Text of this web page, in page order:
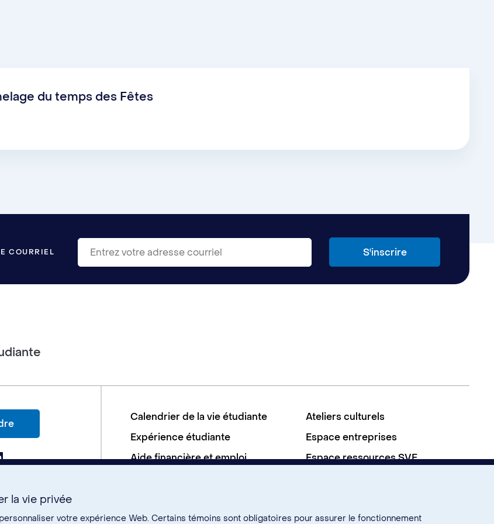
aussi l’occasion pour les membres du personnel de tisser des liens grâce à leur milieu de
du temps des Fêtes
COURRIEL
Calendrier de la vie étudiante
Ateliers culturels
Expérience étudiante
Espace entreprises
Aide financière et emploi
Espace ressources SVE
la vie privée
votre expérience Web. Certains témoins sont obligatoires pour assurer le fonctionnement